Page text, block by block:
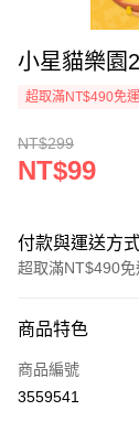
小星貓樂園
超取滿NT$490免運
NT$299
NT$99
付款與運送方
超取滿NT$490免
信用卡一次付款
信用卡分期付款
商品特色
商品編號
3559541